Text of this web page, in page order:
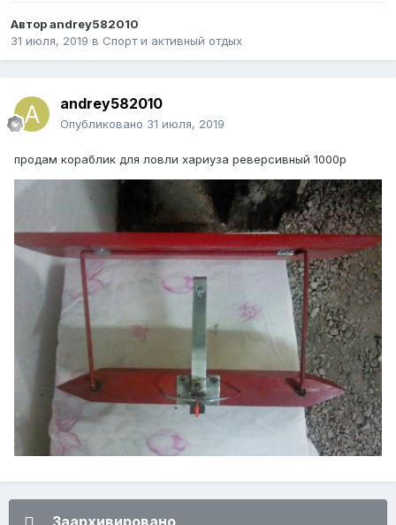
Авторandrey582010
31 июля, 2019 в Спорт и активный отдых
andrey582010
Опубликовано 31 июля, 2019
продам кораблик для ловли хариуза реверсивный 1000р